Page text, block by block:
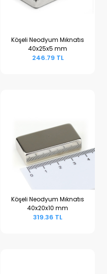
Sepete Ekle
Köşeli Neodyum Mıknatıs
40x25x5 mm
246.79 TL
Sepete Ekle
Köşeli Neodyum Mıknatıs
40x20x10 mm
319.36 TL